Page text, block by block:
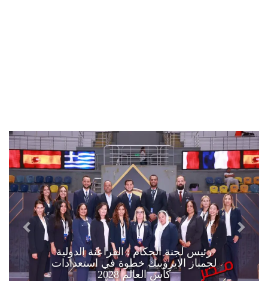
رئيس لجنة الحكام : الفراعنة الدولية
لجمباز الايروبيك خطوة في استعدادات
كأس العالم 2028